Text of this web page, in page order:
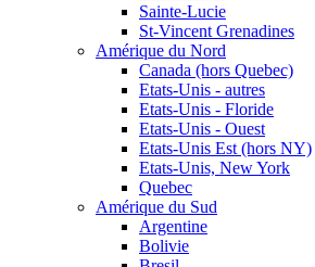
Sainte-Lucie
St-Vincent Grenadines
Amérique du Nord
Canada (hors Quebec)
Etats-Unis - autres
Etats-Unis - Floride
Etats-Unis - Ouest
Etats-Unis Est (hors NY)
Etats-Unis, New York
Quebec
Amérique du Sud
Argentine
Bolivie